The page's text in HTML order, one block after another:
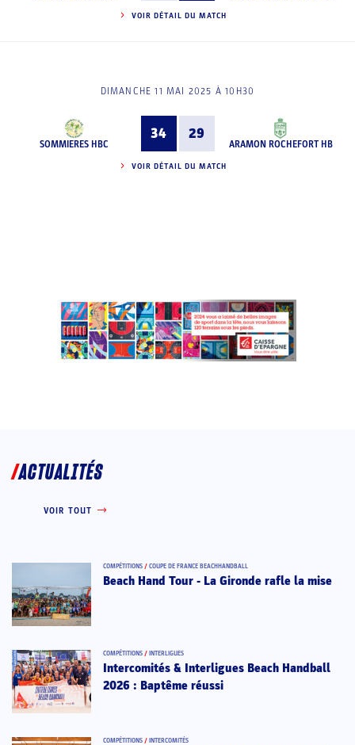
VOIR DÉTAIL DU MATCH
DIMANCHE 11 MAI 2025 À 10H30
SOMMIERES HBC
34 29
ARAMON ROCHEFORT HB
VOIR DÉTAIL DU MATCH
ACTUALITÉS
VOIR TOUT
COMPÉTITIONS / COUPE DE FRANCE BEACHHANDBALL
Beach Hand Tour - La Gironde rafle la mise
COMPÉTITIONS / INTERLIGUES
Intercomités & Interligues Beach Handball
2026 : Baptême réussi
COMPÉTITIONS / INTERCOMITÉS